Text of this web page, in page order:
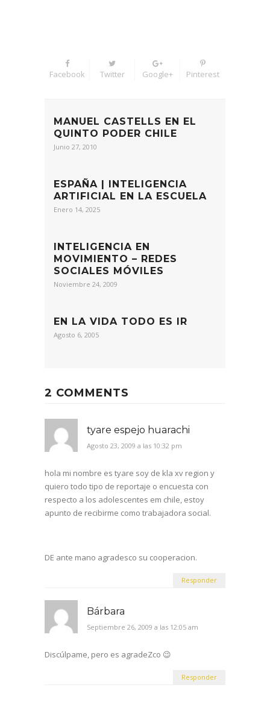
Facebook Twitter Google+ Pinterest
MANUEL CASTELLS EN EL
QUINTO PODER CHILE
Junio 27, 2010
ESPAÑA | INTELIGENCIA
ARTIFICIAL EN LA ESCUELA
Enero 14, 2025
INTELIGENCIA EN
MOVIMIENTO – REDES
SOCIALES MÓVILES
Noviembre 24, 2009
EN LA VIDA TODO ES IR
Agosto 6, 2005
2 COMMENTS
tyare espejo huarachi
Agosto 23, 2009 a las 10:32 pm
hola mi nombre es tyare soy de kla xv region y
quiero todo tipo de reportaje o encuesta con
respecto a los adolescentes em chile, estoy
apunto de recibirme como trabajadora social.
DE ante mano agradesco su cooperacion.
Responder
Bárbara
Septiembre 26, 2009 a las 12:05 am
Discúlpame, pero es agradeZco 😉
Responder